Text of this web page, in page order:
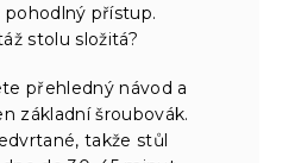
přístup.
stolu složitá?
přehledný návod a
základní šroubovák.
takže stůl